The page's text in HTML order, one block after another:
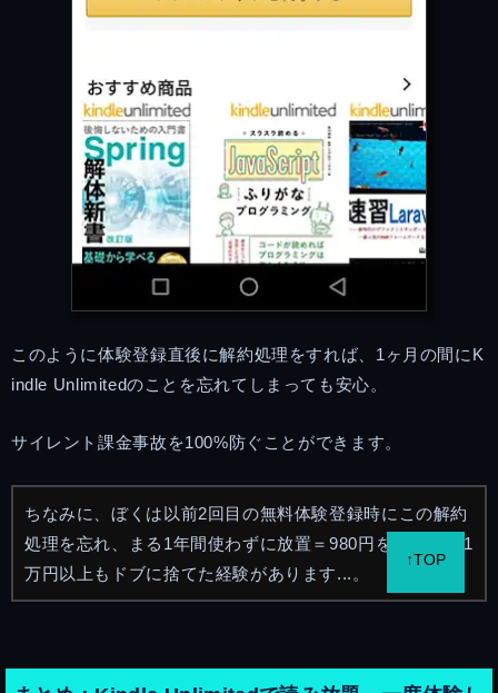
このように体験登録直後に解約処理をすれば、1ヶ月の間にK
indle Unlimitedのことを忘れてしまっても安心。
サイレント課金事故を100%防ぐことができます。
ちなみに、ぼくは以前2回目の無料体験登録時にこの解約
処理を忘れ、まる1年間使わずに放置＝980円を12ヶ月、1
万円以上もドブに捨てた経験があります...。
↑TOP